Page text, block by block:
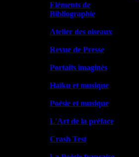
Eléments de
Bibliographie
Atelier des oiseaux
Revue de Presse
Portaits imaginés
Haïku et musique
Poésie et musique
L'Art de la préface
Crash Test